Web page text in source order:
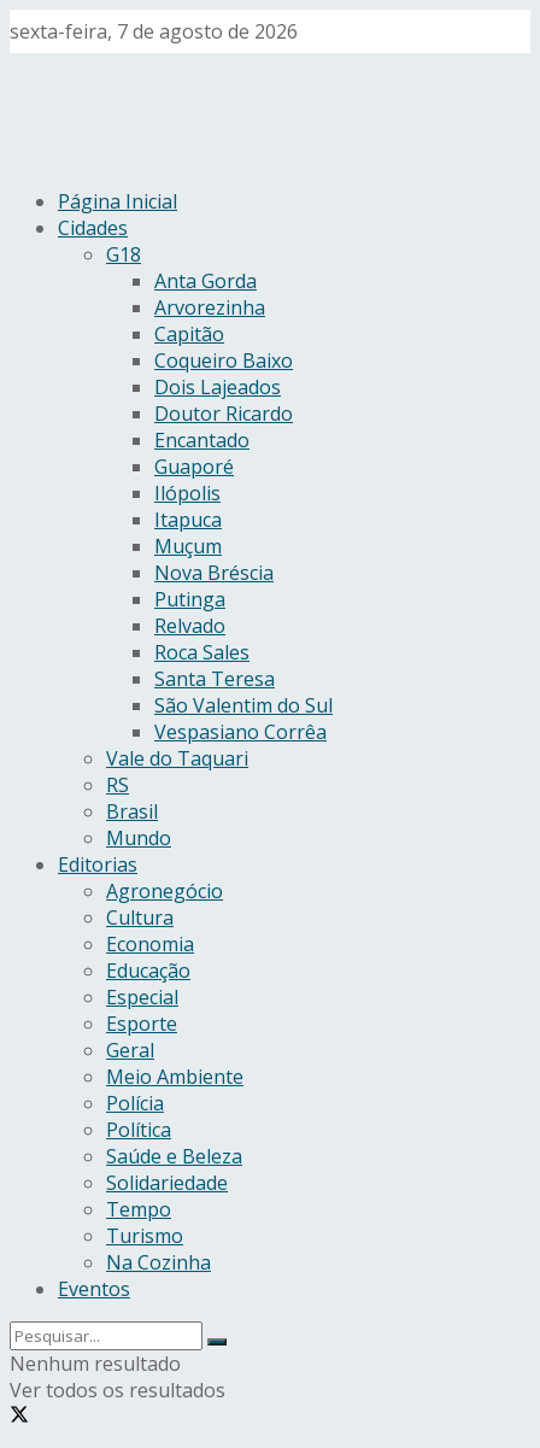
sexta-feira, 7 de agosto de 2026
Página Inicial
Cidades
G18
Anta Gorda
Arvorezinha
Capitão
Coqueiro Baixo
Dois Lajeados
Doutor Ricardo
Encantado
Guaporé
Ilópolis
Itapuca
Muçum
Nova Bréscia
Putinga
Relvado
Roca Sales
Santa Teresa
São Valentim do Sul
Vespasiano Corrêa
Vale do Taquari
RS
Brasil
Mundo
Editorias
Agronegócio
Cultura
Economia
Educação
Especial
Esporte
Geral
Meio Ambiente
Polícia
Política
Saúde e Beleza
Solidariedade
Tempo
Turismo
Na Cozinha
Eventos
Nenhum resultado
Ver todos os resultados